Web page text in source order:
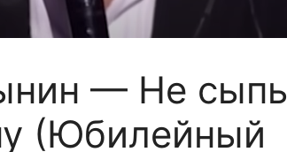
— Не сыпь
(Юбилейный